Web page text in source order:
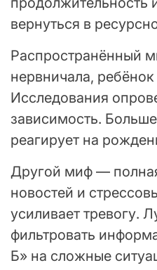
вернуться в
Распространённый
нервничала,
Исследования
зависимость.
реагирует на
Другой миф —
новостей и
усиливает тревогу.
фильтровать
Б» на сложные